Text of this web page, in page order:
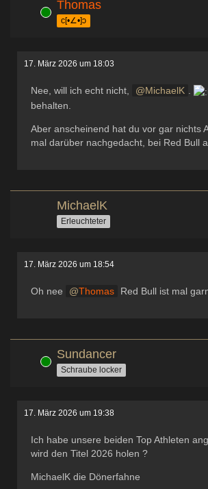
Online Thomas
c[•∠•]ɔ
17. März 2026 um 18:03
Nee, will ich echt nicht, MichaelK .
behalten.
Aber anscheinend hat du vor gar nichts
mal darüber nachgedacht, bei Red Bull
MichaelK
Erleuchteter
17. März 2026 um 18:54
Oh nee Thomas Red Bull ist mal
Online Sundancer
Schraube locker
17. März 2026 um 19:38
Ich habe unsere beiden Top Athleten
wird den Titel 2026 holen ?
MichaelK die Dönerfahne